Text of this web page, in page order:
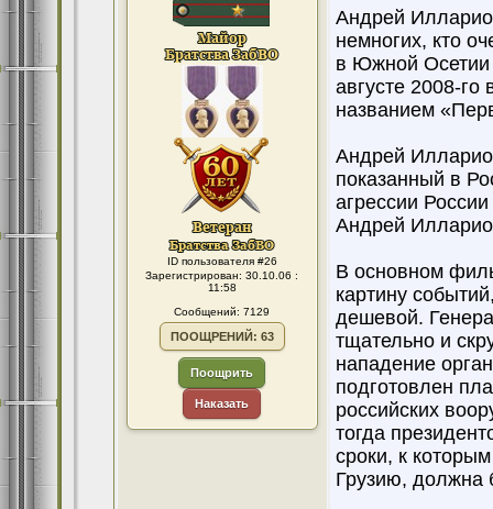
ID пользователя #26
Зарегистрирован: 30.10.06 :
11:58
Сообщений: 7129
ПООЩРЕНИЙ: 63
Поощрить
Наказать
Андрей
немногих, кто
в Южной Осетии
августе 2008-
названием
Андрей
показанный в
агрессии
Андрей
В основном
картину
дешевой.
тщательно и
нападение
подготовлен
российских
тогда
сроки, к
Грузию, должна